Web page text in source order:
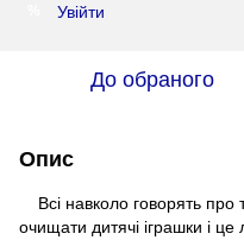
Увійти
До обраного
Опис
Всі навколо говорять про
очищати дитячі іграшки і це